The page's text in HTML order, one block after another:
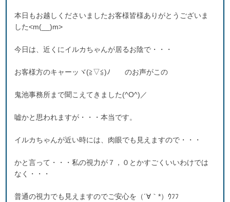
本日もお越しくださいましたお客様皆様ありがとうございま
した<m(__)m>
今日は、近くにイルカちゃんが居るお陰で・・・
お客様方のキャーッヾ(≧▽≦)ﾉ のお声がこの
鬼池事務所まで聞こえてきました(^O^)／
嘘かと思われますが・・・本当です。
イルカちゃんが近い時には、肉眼でも見えますので・・・
かと言って・・・私の視力が７，０とかすごくいいわけでは
なく・・・
普通の視力でも見えますのでご安心を（´∀｀*）ｳﾌﾌ